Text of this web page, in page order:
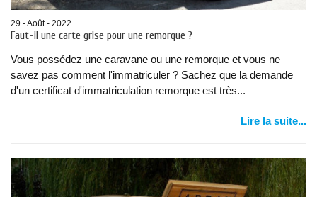
29 - Août - 2022
Faut-il une carte grise pour une remorque ?
Vous possédez une caravane ou une remorque et vous ne
savez pas comment l'immatriculer ? Sachez que la demande
d'un certificat d'immatriculation remorque est très...
Lire la suite...